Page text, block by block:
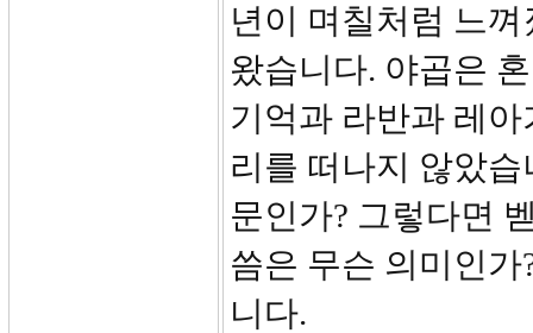
년이 며칠처럼 느
왔습니다. 야곱은
기억과 라반과 레
리를 떠나지 않았
문인가? 그렇다면
씀은 무슨 의미인
니다.